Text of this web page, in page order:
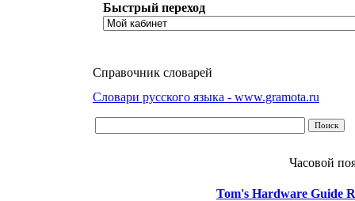
Быстрый переход
Справочник словарей
Словари русского языка - www.gramota.ru
Часовой
Tom's Hardware Guide